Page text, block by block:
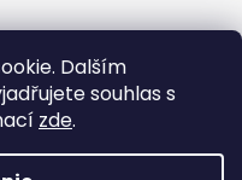
Dalším
souhlas s
zde.